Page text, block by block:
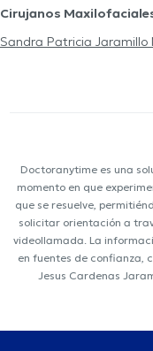
Cirujanos
Sandra Patricia Jaramillo
Doctoranytime es una
momento en que
que se resuelve,
solicitar orientación a
videollamada. La
en fuentes de confianza,
Jesus Cardenas